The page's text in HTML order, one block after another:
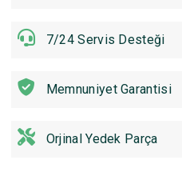
7/24 Servis Desteği
Memnuniyet Garantisi
Orjinal Yedek Parça